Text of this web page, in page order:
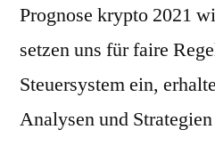
Prognose krypto 2021
setzen uns für faire
Steuersystem ein,
Analysen und